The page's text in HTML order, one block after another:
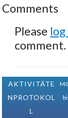
Comments
Please
comment.
AKTIVITÄTE
NPROTOKOL
L